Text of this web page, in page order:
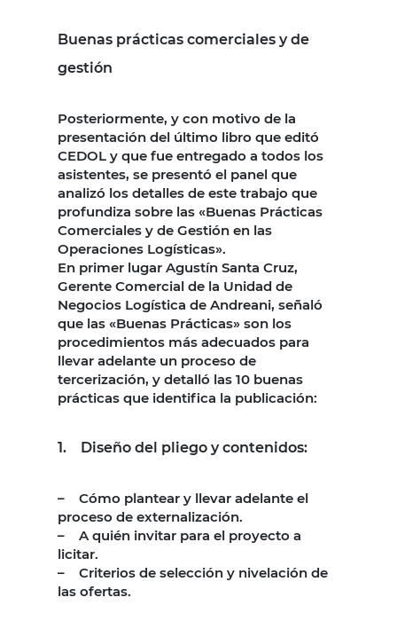
Buenas prácticas comerciales y de
gestión
Posteriormente, y con motivo de la
presentación del último libro que editó
CEDOL y que fue entregado a todos los
asistentes, se presentó el panel que
analizó los detalles de este trabajo que
profundiza sobre las «Buenas Prácticas
Comerciales y de Gestión en las
Operaciones Logísticas».
En primer lugar Agustín Santa Cruz,
Gerente Comercial de la Unidad de
Negocios Logística de Andreani, señaló
que las «Buenas Prácticas» son los
procedimientos más adecuados para
llevar adelante un proceso de
tercerización, y detalló las 10 buenas
prácticas que identifica la publicación:
1. Diseño del pliego y contenidos:
– Cómo plantear y llevar adelante el
proceso de externalización.
– A quién invitar para el proyecto a
licitar.
– Criterios de selección y nivelación de
las ofertas.